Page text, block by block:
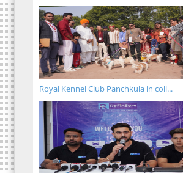
Royal Kennel Club Panchkula in coll...